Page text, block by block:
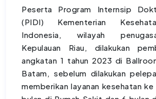
Peserta Program Internsip
(PIDI) Kementerian
Indonesia, wilayah
Kepulauan Riau, dilakukan
angkatan 1 tahun 2023 di
Batam, sebelum dilakukan
memberikan layanan kesehatan